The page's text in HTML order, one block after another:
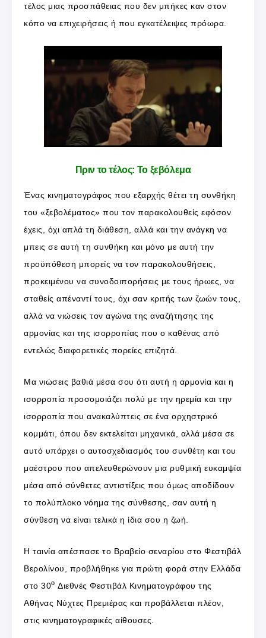
τέλος μιας προσπάθειας που δεν μπήκες καν στον
κόπο να επιχειρήσεις ή που εγκατέλειψες πρόωρα.
Πριν το τέλος: Το ξεβόλεμα
Ένας κινηματογράφος που εξαρχής θέτει τη συνθήκη
του «ξεβολέματος» που τον παρακολουθείς εφόσον
έχεις, όχι απλά τη διάθεση, αλλά και την ανάγκη να
μπεις σε αυτή τη συνθήκη και μόνο με αυτή την
προϋπόθεση μπορείς να τον παρακολουθήσεις,
προκειμένου να συνοδοιπορήσεις με τους ήρωες, να
σταθείς απέναντί τους, όχι σαν κριτής των ζωών τους,
αλλά να νιώσεις τον αγώνα της αναζήτησης της
αρμονίας και της ισορροπίας που ο καθένας από
εντελώς διαφορετικές πορείες επιζητά.
Μα νιώσεις βαθιά μέσα σου ότι αυτή η αρμονία και η
ισορροπία προσομοιάζει πολύ με την ηρεμία και την
ισορροπία που ανακαλύπτεις σε ένα ορχηστρικό
κομμάτι, όπου δεν εκτελείται μηχανικά, αλλά μέσα σε
αυτό υπάρχει ο αυτοσχεδιασμός του συνθέτη και του
μαέστρου που απελευθερώνουν μια ρυθμική ευκαμψία
μέσα από σύνθετες αντιστίξεις που όμως αποδίδουν
το πολύπλοκο νόημα της σύνθεσης, σαν αυτή η
σύνθεση να είναι τελικά η ίδια σου η ζωή.
Η ταινία απέσπασε το Βραβείο σεναρίου στο Φεστιβάλ
Βερολίνου, προβλήθηκε για πρώτη φορά στην Ελλάδα
στο 30o Διεθνές Φεστιβάλ Κινηματογράφου της
Αθήνας Νύχτες Πρεμιέρας και προβάλλεται πλέον,
στις κινηματογραφικές αίθουσες.